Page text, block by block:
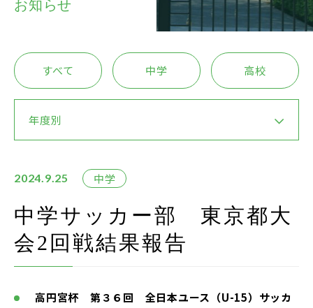
進路
Q&A
在校生・保護者の方
お問い合わせ
アクセス
お知らせ
すべて 中学 高校
年度別
2024.9.25 中学
中学サッカー部 東京都大
会2回戦結果報告
高円宮杯 第３６回 全日本ユース（U-15）サッカ